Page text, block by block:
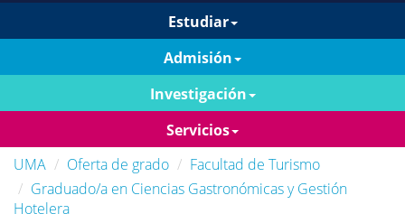
Estudiar
Admisión
Investigación
Servicios
UMA
Oferta de grado
Facultad de Turismo
Graduado/a en Ciencias Gastronómicas y Gestión
Hotelera